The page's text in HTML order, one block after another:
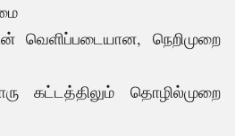
வெளிப்படையான, நெறிமுறை
கட்டத்திலும் தொழில்முறை